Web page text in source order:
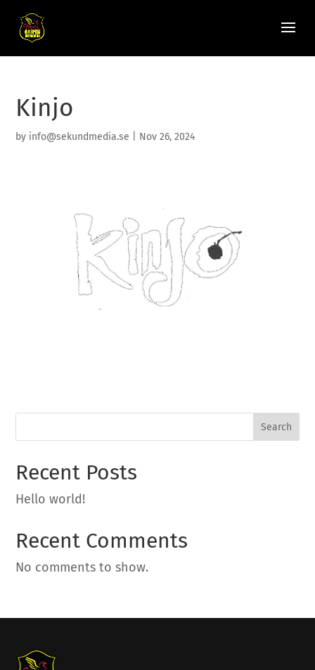
Kinjo
by info@sekundmedia.se Nov 26, 2024
Search
Recent Posts
Hello world!
Recent Comments
No comments to show.